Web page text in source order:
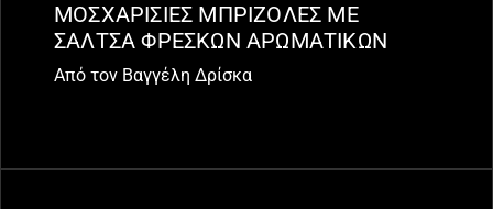
ΜΟΣΧΑΡΙΣΙΕΣ ΜΠΡΙΖΟΛΕΣ ΜΕ
ΣΑΛΤΣΑ ΦΡΕΣΚΩΝ ΑΡΩΜΑΤΙΚΩΝ
Από τον Βαγγέλη Δρίσκα